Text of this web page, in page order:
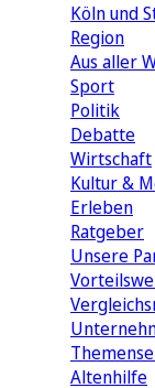
Köln und
Region
Aus aller
Sport
Politik
Debatte
Wirtschaft
Kultur &
Erleben
Ratgeber
Unsere
Altenhilfe